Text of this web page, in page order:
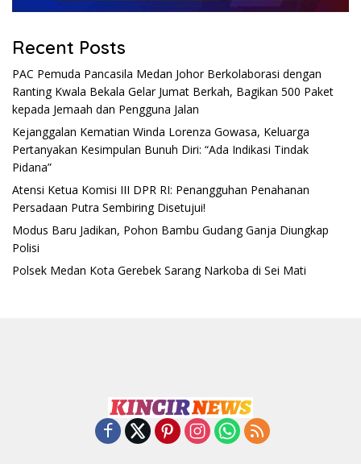
Recent Posts
PAC Pemuda Pancasila Medan Johor Berkolaborasi dengan
Ranting Kwala Bekala Gelar Jumat Berkah, Bagikan 500 Paket
kepada Jemaah dan Pengguna Jalan
Kejanggalan Kematian Winda Lorenza Gowasa, Keluarga
Pertanyakan Kesimpulan Bunuh Diri: “Ada Indikasi Tindak
Pidana”
Atensi Ketua Komisi III DPR RI: Penangguhan Penahanan
Persadaan Putra Sembiring Disetujui!
Modus Baru Jadikan, Pohon Bambu Gudang Ganja Diungkap
Polisi
Polsek Medan Kota Gerebek Sarang Narkoba di Sei Mati